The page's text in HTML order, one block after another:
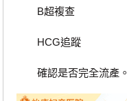
B超複查
HCG追蹤
確認是否完全流產。